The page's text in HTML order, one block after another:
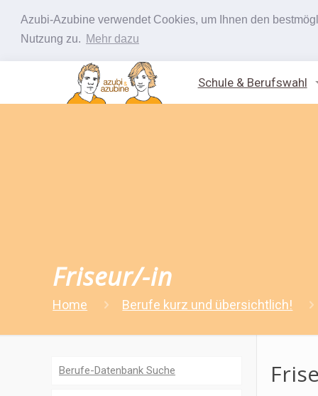
Azubi-Azubine verwendet Cookies, um Ihnen den
Nutzung zu. Mehr dazu
Schule & Berufswahl
Friseur/-in
Home Berufe kurz und übersichtlich!
Berufe-Datenbank Suche